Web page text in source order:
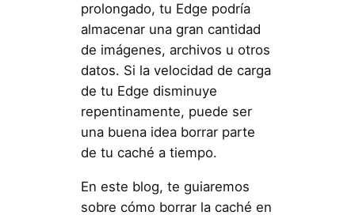
prolongado, tu Edge podría
almacenar una gran cantidad
de imágenes, archivos u otros
datos. Si la velocidad de carga
de tu Edge disminuye
repentinamente, puede ser
una buena idea borrar parte
de tu caché a tiempo.
En este blog, te guiaremos
sobre cómo borrar la caché en